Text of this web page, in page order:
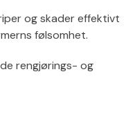
og skader effektivt
følsomhet.
rengjørings- og